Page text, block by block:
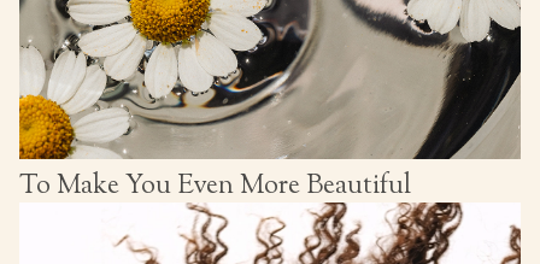
To Make You Even More Beautiful